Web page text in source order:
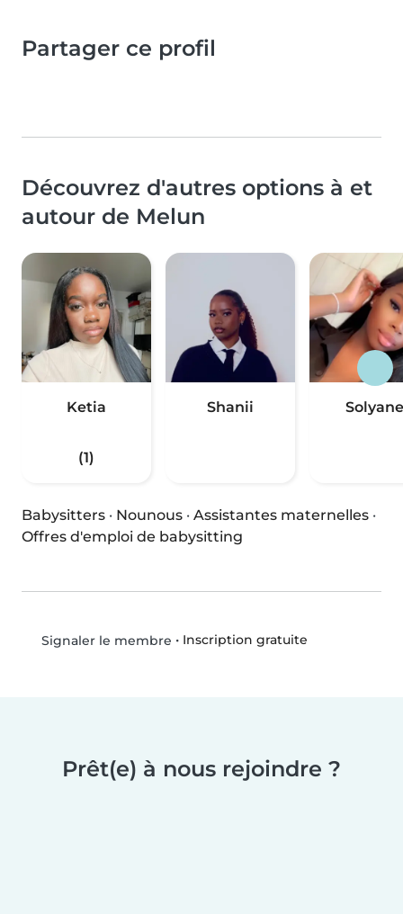
Partager ce profil
Découvrez d'autres options à et
autour de Melun
Ketia
(1)
Shanii Solyane
Babysitters · Nounous · Assistantes maternelles ·
Offres d'emploi de babysitting
Signaler le membre • Inscription gratuite
Prêt(e) à nous rejoindre ?